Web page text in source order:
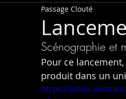
Passage Clouté
Scénographie et
Pour ce
produit dans un
https://